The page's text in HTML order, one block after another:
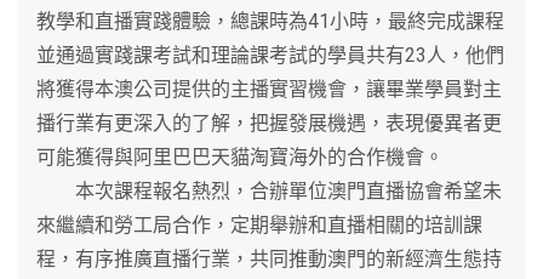
教學和直播實踐體驗，總課時為41小時，最終完成課程
並通過實踐課考試和理論課考試的學員共有23人，他們
將獲得本澳公司提供的主播實習機會，讓畢業學員對主
播行業有更深入的了解，把握發展機遇，表現優異者更
可能獲得與阿里巴巴天貓淘寶海外的合作機會。
本次課程報名熱烈，合辦單位澳門直播協會希望未
來繼續和勞工局合作，定期舉辦和直播相關的培訓課
程，有序推廣直播行業，共同推動澳門的新經濟生態持